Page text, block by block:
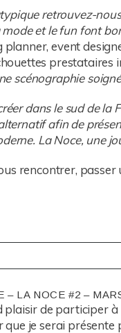
retrouvez-
mode et le fun font
planner, event
prestataires
scénographie
dans le sud de la
afin de
La Noce, une
rencontrer,
– LA NOCE #2 –
de participer à
que je serai